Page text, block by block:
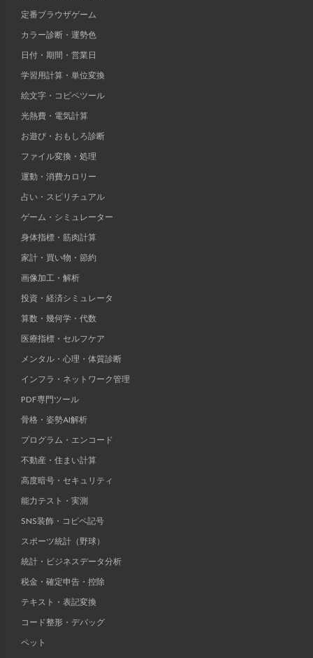
定番ブラウザゲーム
カラー診断・運勢色
日付・期間・営業日
学習用計算・単位変換
絵文字・コピペツール
光熱費・電気計算
お遊び・おもしろ診断
ファイル変換・処理
運動・消費カロリー
占い・スピリチュアル
ゲーム・シミュレーター
身体指標・筋肉計算
家計・買い物・節約
画像加工・解析
投資・経済シミュレータ
算数・幾何学・代数
医療指標・セルフケア
メンタル・心理・体質診断
インフラ・ネットワーク管理
PDF専門ツール
骨格・姿勢AI解析
プログラム・エンコード
不動産・住まい計算
高度暗号・セキュリティ
能力テスト・実測
SNS装飾・コピペ記号
スポーツ統計（野球）
統計・ビジネスデータ分析
税金・確定申告・控除
テキスト・表記変換
コード整形・デバッグ
ペット